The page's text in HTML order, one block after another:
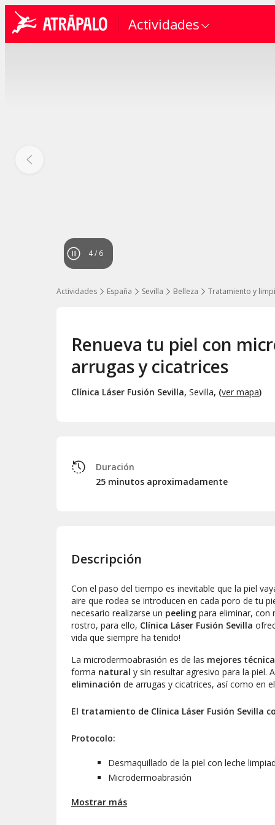
Actividades
4/ 6
Actividades España Sevilla Belleza Tratamiento y
Renueva tu piel con
arrugas y cicatrices
Clínica Láser Fusión Sevilla, Sevilla, (ver mapa)
Duración
25 minutos aproximadamente
Descripción
Con el paso del tiempo es inevitable que la piel
aire que rodea se introducen en cada poro de tu
necesario realizarse un peeling para eliminar, con
rostro, para ello, Clínica Láser Fusión Sevilla
vida que siempre ha tenido!
La microdermoabrasión es de las mejores
forma natural y sin resultar agresivo para la piel.
eliminación de arrugas y cicatrices, así como en
El tratamiento de Clínica Láser Fusión Sevilla
Protocolo:
Desmaquillado de la piel con leche
Microdermoabrasión
Masaje relajante
Mostrar más